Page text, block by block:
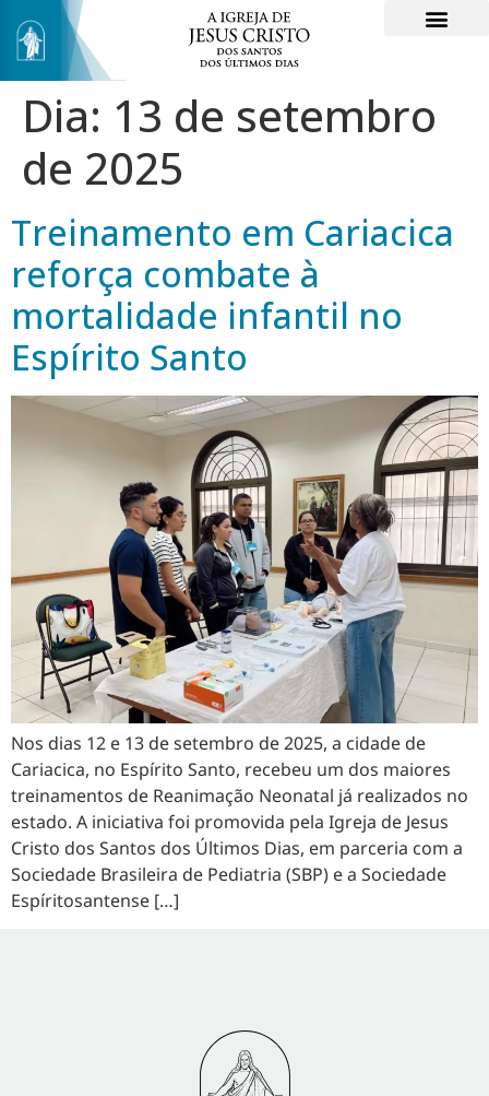
Dia: 13 de setembro
de 2025
Treinamento em Cariacica
reforça combate à
mortalidade infantil no
Espírito Santo
Nos dias 12 e 13 de setembro de 2025, a cidade de
Cariacica, no Espírito Santo, recebeu um dos maiores
treinamentos de Reanimação Neonatal já realizados no
estado. A iniciativa foi promovida pela Igreja de Jesus
Cristo dos Santos dos Últimos Dias, em parceria com a
Sociedade Brasileira de Pediatria (SBP) e a Sociedade
Espíritosantense […]